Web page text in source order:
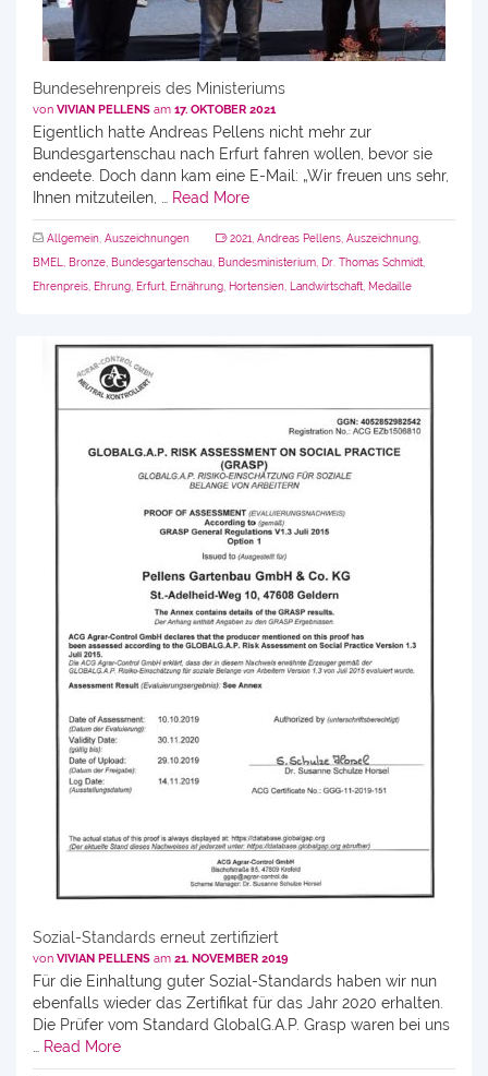
Bundesehrenpreis des Ministeriums
von VIVIAN PELLENS am 17. OKTOBER 2021
Eigentlich hatte Andreas Pellens nicht mehr zur
Bundesgartenschau nach Erfurt fahren wollen, bevor sie
endeete. Doch dann kam eine E-Mail: „Wir freuen uns sehr,
Ihnen mitzuteilen, …
Read More
Allgemein Auszeichnungen 2021 Andreas Pellens Auszeichnung
BMEL
Bronze Bundesgartenschau Bundesministerium Dr. Thomas Schmidt
Ehrenpreis Ehrung Erfurt Ernährung Hortensien Landwirtschaft Medaille
Sozial-Standards erneut zertifiziert
von VIVIAN PELLENS am 21. NOVEMBER 2019
Für die Einhaltung guter Sozial-Standards haben wir nun
ebenfalls wieder das Zertifikat für das Jahr 2020 erhalten.
Die Prüfer vom Standard GlobalG.A.P. Grasp waren bei uns
Read More